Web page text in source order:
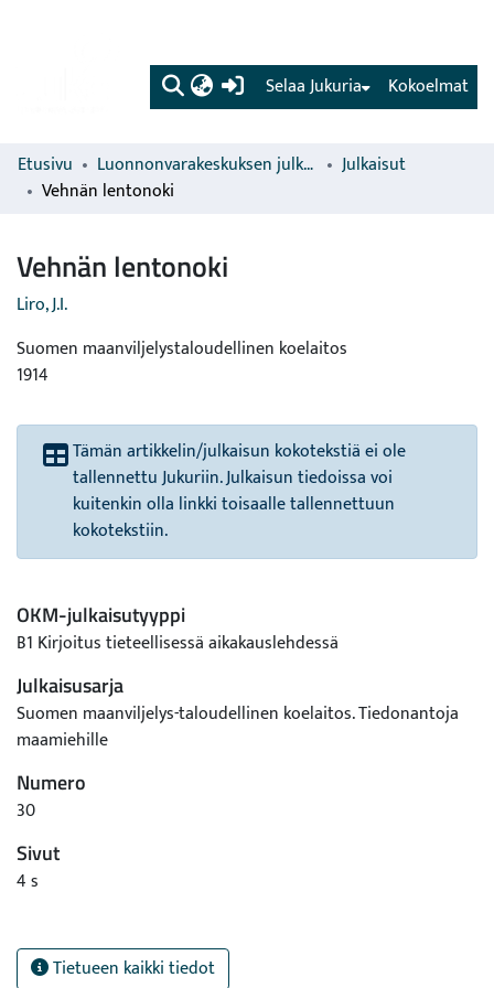
(current) Kokoelmat
Selaa Jukuria
Etusivu Luonnonvarakeskuksen julkaisut
Julkaisut
Vehnän lentonoki
Vehnän lentonoki
Liro, J.I.
Suomen maanviljelystaloudellinen koelaitos
1914
Tämän artikkelin/julkaisun kokotekstiä ei ole
tallennettu Jukuriin. Julkaisun tiedoissa voi
kuitenkin olla linkki toisaalle tallennettuun
kokotekstiin.
OKM-julkaisutyyppi
B1 Kirjoitus tieteellisessä aikakauslehdessä
Julkaisusarja
Suomen maanviljelys-taloudellinen koelaitos. Tiedonantoja
maamiehille
Numero
30
Sivut
4 s
Tietueen kaikki tiedot